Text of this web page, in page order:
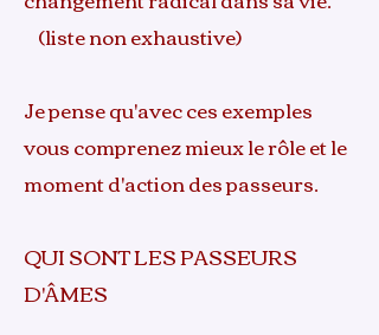
(liste non exhaustive)
Je pense qu'avec ces exemples
vous comprenez mieux le rôle et le
moment d'action des passeurs.
QUI SONT LES PASSEURS
D'ÂMES